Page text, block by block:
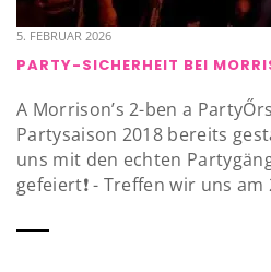
5. FEBRUAR 2026
PARTY-SICHERHEIT BEI
A Morrison’s 2-ben a
Partysaison 2018 bereits
uns mit den echten
gefeiert❗️ - Treffen wir uns